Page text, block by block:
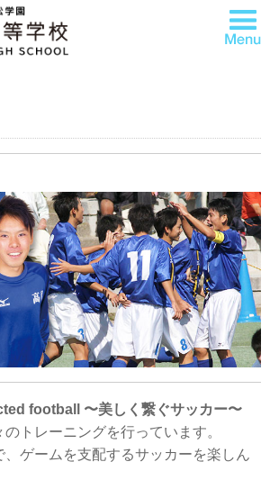
football 〜美しく繋ぐサッカー〜
トレーニングを行っています。
、ゲームを支配するサッカーを楽しん